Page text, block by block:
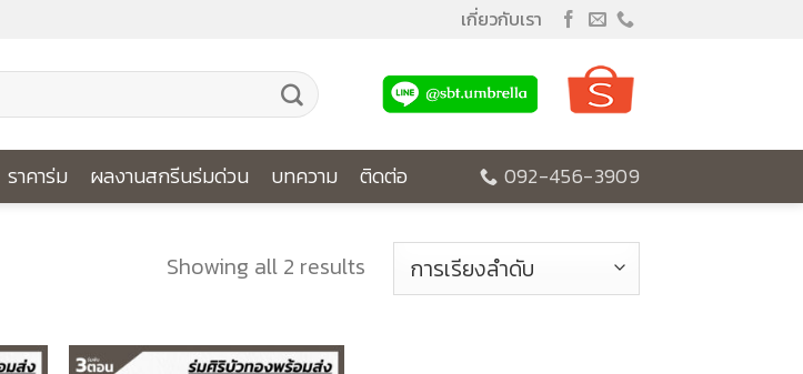
เกี่ยวกับเรา
ราคาร่ม ผลงานสกรีนร่มด่วน บทความ ติดต่อ 092-456-3909
Showing all 2 results